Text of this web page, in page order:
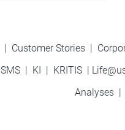
Customer Stories|
ISMS| KI KRITIS|
Analyses